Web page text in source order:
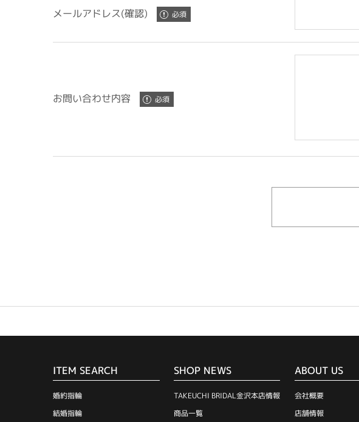
メールアドレス(確認)
お問い合わせ内容
ITEM SEARCH
婚約指輪
結婚指輪
SHOP NEWS
TAKEUCHI BRIDAL金沢本店情報
商品一覧
ABOUT US
会社概要
店舗情報